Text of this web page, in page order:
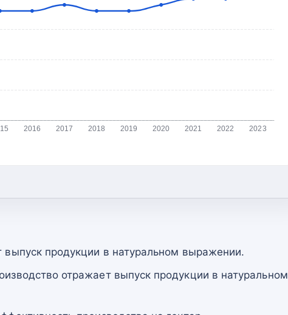
2016 2017 2018 2019 2020 2021 2022 2023
выпуск продукции в натуральном выражении.
отражает выпуск продукции в натуральном